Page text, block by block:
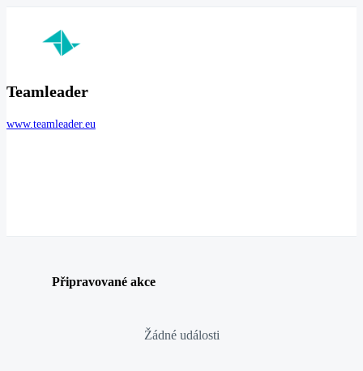
Teamleader
www.teamleader.eu
Připravované akce
Žádné události